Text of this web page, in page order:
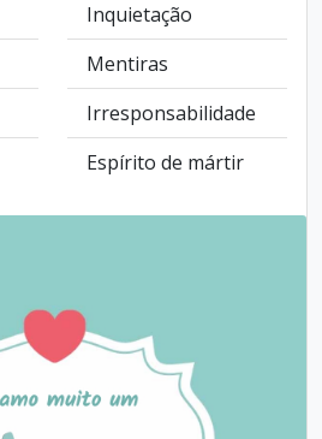
Inquietação
Mentiras
Irresponsabilidade
Espírito de mártir